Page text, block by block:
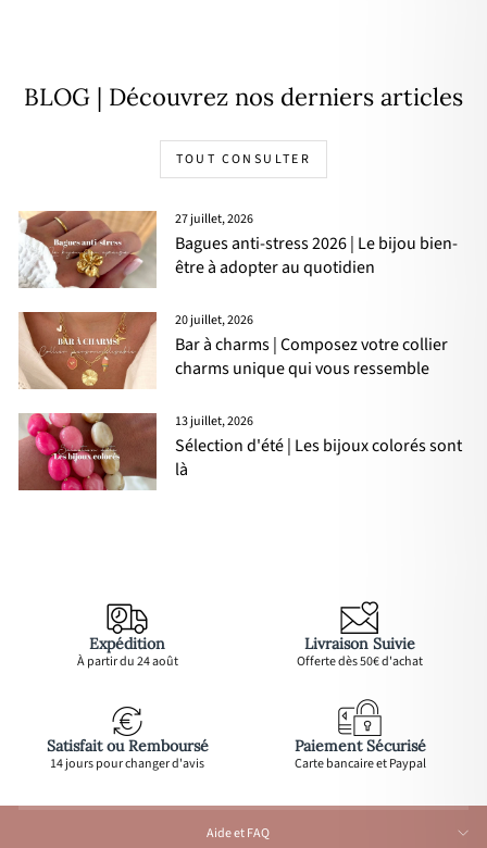
BLOG | Découvrez nos derniers articles
TOUT CONSULTER
27 juillet, 2026
Bagues anti-stress 2026 | Le bijou bien-
être à adopter au quotidien
20 juillet, 2026
Bar à charms | Composez votre collier
charms unique qui vous ressemble
13 juillet, 2026
Sélection d'été | Les bijoux colorés sont
là
Expédition
À partir du 24 août
Livraison Suivie
Offerte dès 50€ d'achat
Satisfait ou Remboursé
14 jours pour changer d'avis
Paiement Sécurisé
Carte bancaire et Paypal
Aide et FAQ